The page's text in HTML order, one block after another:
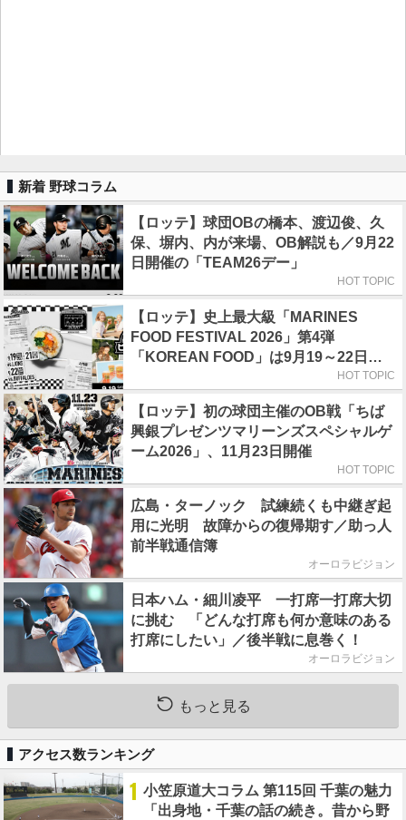
新着 野球コラム
【ロッテ】球団OBの橋本、渡辺俊、久
保、塀内、内が来場、OB解説も／9月22
日開催の「TEAM26デー」
HOT TOPIC
【ロッテ】史上最大級「MARINES
FOOD FESTIVAL 2026」第4弾
「KOREAN FOOD」は9月19～22日／
HOT TOPIC
【ロッテ】初の球団主催のOB戦「ちば
興銀プレゼンツマリーンズスペシャルゲ
ーム2026」、11月23日開催
HOT TOPIC
広島・ターノック 試練続くも中継ぎ起
用に光明 故障からの復帰期す／助っ人
前半戦通信簿
オーロラビジョン
日本ハム・細川凌平 一打席一打席大切
に挑む 「どんな打席も何か意味のある
打席にしたい」／後半戦に息巻く！
オーロラビジョン
もっと見る
アクセス数ランキング
1 小笠原道大コラム 第115回 千葉の魅力
「出身地・千葉の話の続き。昔から野